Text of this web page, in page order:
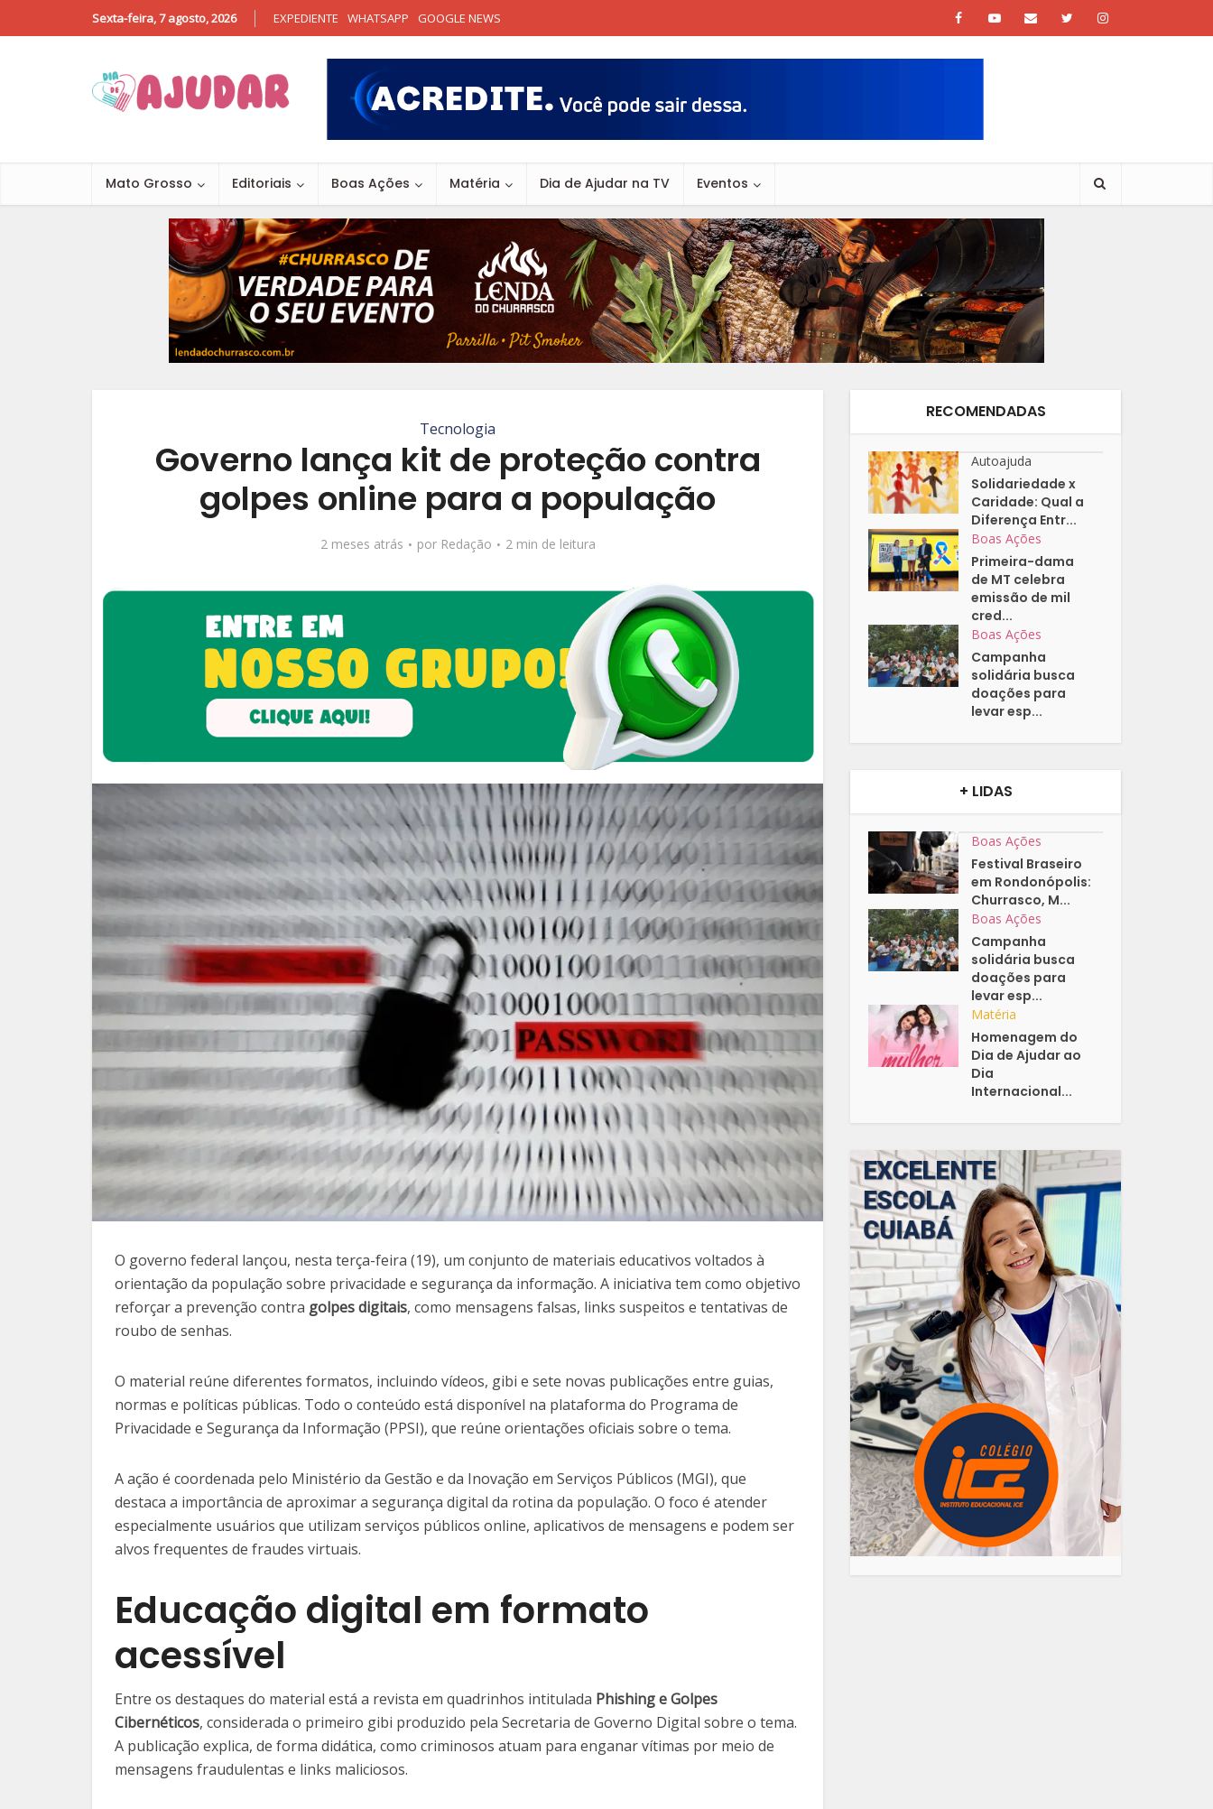
Sexta-feira, 7 agosto, 2026 EXPEDIENTE WHATSAPP GOOGLE NEWS
Mato Grosso Editoriais Boas Ações Matéria Dia de Ajudar na TV Eventos
Tecnologia
Governo lança kit de proteção contra
golpes online para a população
2 meses atrás por Redação 2 min de leitura
O governo federal lançou, nesta terça-feira (19), um conjunto de materiais educativos voltados à
orientação da população sobre privacidade e segurança da informação. A iniciativa tem como objetivo
reforçar a prevenção contra golpes digitais, como mensagens falsas, links suspeitos e tentativas de
roubo de senhas.
O material reúne diferentes formatos, incluindo vídeos, gibi e sete novas publicações entre guias,
normas e políticas públicas. Todo o conteúdo está disponível na plataforma do Programa de
Privacidade e Segurança da Informação (PPSI), que reúne orientações oficiais sobre o tema.
A ação é coordenada pelo Ministério da Gestão e da Inovação em Serviços Públicos (MGI), que
destaca a importância de aproximar a segurança digital da rotina da população. O foco é atender
especialmente usuários que utilizam serviços públicos online, aplicativos de mensagens e podem ser
alvos frequentes de fraudes virtuais.
Educação digital em formato
acessível
Entre os destaques do material está a revista em quadrinhos intitulada Phishing e Golpes
Cibernéticos, considerada o primeiro gibi produzido pela Secretaria de Governo Digital sobre o tema.
A publicação explica, de forma didática, como criminosos atuam para enganar vítimas por meio de
mensagens fraudulentas e links maliciosos.
RECOMENDADAS
Autoajuda
Solidariedade x
Caridade: Qual a
Diferença Entr...
Boas Ações
Primeira-dama
de MT celebra
emissão de mil
cred...
Boas Ações
Campanha
solidária busca
doações para
levar esp...
+ LIDAS
Boas Ações
Festival Braseiro
em Rondonópolis:
Churrasco, M...
Boas Ações
Campanha
solidária busca
doações para
levar esp...
Matéria
Homenagem do
Dia de Ajudar ao
Dia
Internacional...